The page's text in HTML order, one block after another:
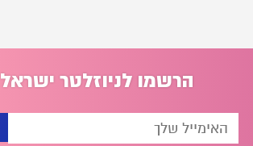
הרשמו לניוזלטר ישראל 2048